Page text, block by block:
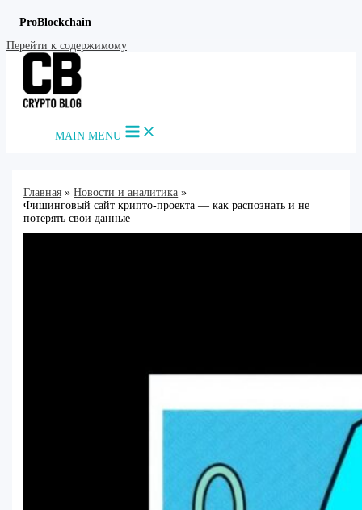
ProBlockchain
Перейти к содержимому
MAIN MENU
Главная
Новости и аналитика
Фишинговый сайт крипто-проекта — как распознать и не
потерять свои данные